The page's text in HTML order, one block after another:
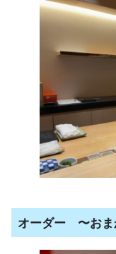
オーダー 〜お